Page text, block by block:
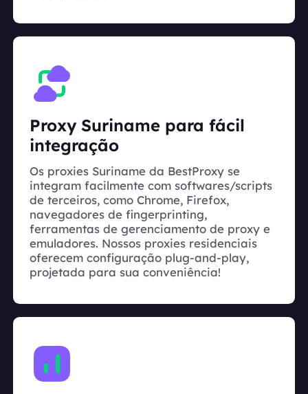
Proxy Suriname para fácil
integração
Os proxies Suriname da BestProxy se
integram facilmente com softwares/scripts
de terceiros, como Chrome, Firefox,
navegadores de fingerprinting,
ferramentas de gerenciamento de proxy e
emuladores. Nossos proxies residenciais
oferecem configuração plug-and-play,
projetada para sua conveniência!